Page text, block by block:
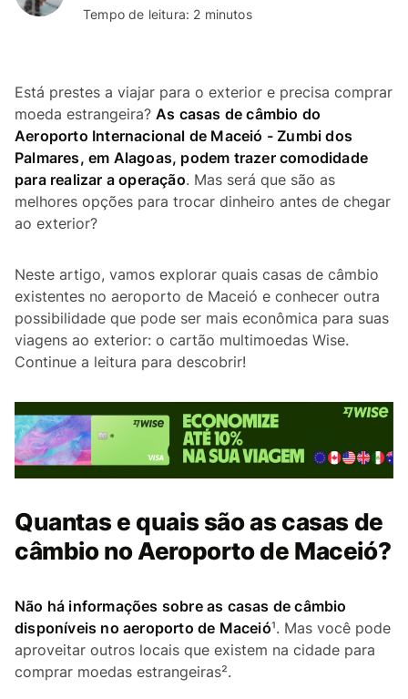
Tempo de leitura: 2 minutos
Está prestes a viajar para o exterior e precisa comprar
moeda estrangeira? As casas de câmbio do
Aeroporto Internacional de Maceió - Zumbi dos
Palmares, em Alagoas, podem trazer comodidade
para realizar a operação. Mas será que são as
melhores opções para trocar dinheiro antes de chegar
ao exterior?
Neste artigo, vamos explorar quais casas de câmbio
existentes no aeroporto de Maceió e conhecer outra
possibilidade que pode ser mais econômica para suas
viagens ao exterior: o cartão multimoedas Wise.
Continue a leitura para descobrir!
Quantas e quais são as casas de
câmbio no Aeroporto de Maceió?
Não há informações sobre as casas de câmbio
disponíveis no aeroporto de Maceió¹. Mas você pode
aproveitar outros locais que existem na cidade para
comprar moedas estrangeiras².